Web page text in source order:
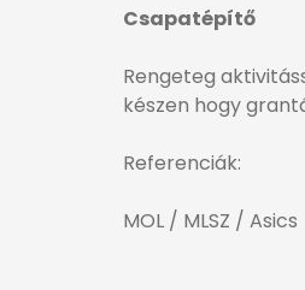
Csapatépítő
Rengeteg
készen hogy
Referenciák:
MOL / MLSZ / Asics